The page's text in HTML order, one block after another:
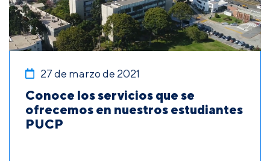
27 de marzo de 2021
Conoce los servicios que se
ofrecemos en nuestros estudiantes
PUCP